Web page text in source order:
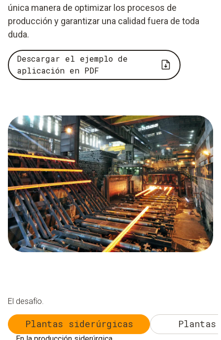
única manera de optimizar los procesos de
producción y garantizar una calidad fuera de toda
duda.
Descargar el ejemplo de
aplicación en PDF
El desafío.
Plantas siderúrgicas Plantas